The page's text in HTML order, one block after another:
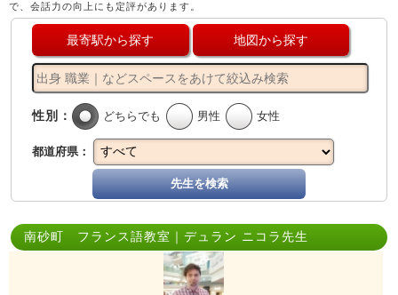
で、会話力の向上にも定評があります。
最寄駅から探す 地図から探す
性別： どちらでも 男性 女性
都道府県：
先生を検索
南砂町 フランス語教室｜デュラン ニコラ先生